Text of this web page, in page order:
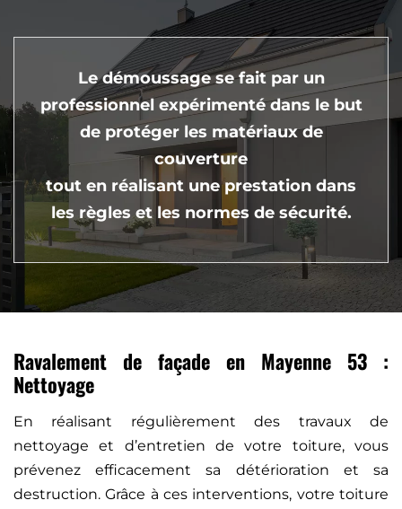
Le démoussage se fait par un
professionnel expérimenté dans le but
de protéger les matériaux de
couverture
tout en réalisant une prestation dans
les règles et les normes de sécurité.
Ravalement de façade en Mayenne 53 :
Nettoyage
En réalisant régulièrement des travaux de
nettoyage et d’entretien de votre toiture, vous
prévenez efficacement sa détérioration et sa
destruction. Grâce à ces interventions, votre toiture